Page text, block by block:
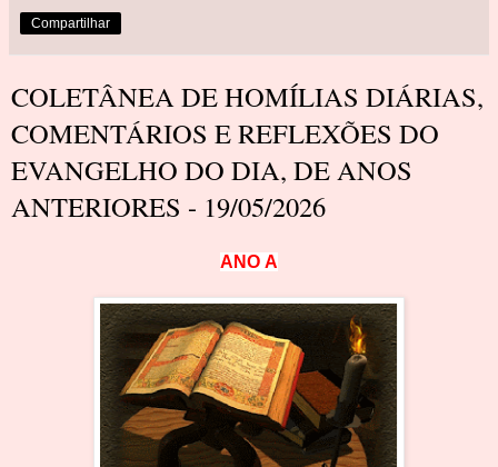
Compartilhar
COLETÂNEA DE HOMÍLIAS DIÁRIAS,
COMENTÁRIOS E REFLEXÕES DO
EVANGELHO DO DIA, DE ANOS
ANTERIORES - 19/05/2026
A NO A